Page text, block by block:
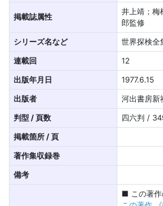
掲載誌属性
井上靖；梅
郎監修
シリーズ名など
世界探検全
連載回
12
出版年月日
1977.6.15
出版者
河出書房新
判型 / 頁数
四六判 /
掲載箇所 / 頁
著作集収録巻
備考
■ この著作